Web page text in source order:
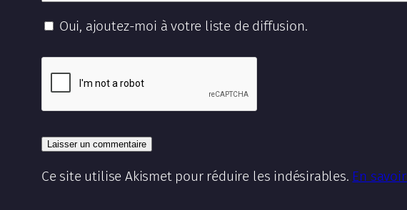
Oui, ajoutez-moi à votre liste de diffusion.
Ce site utilise Akismet pour réduire les indésirables. En